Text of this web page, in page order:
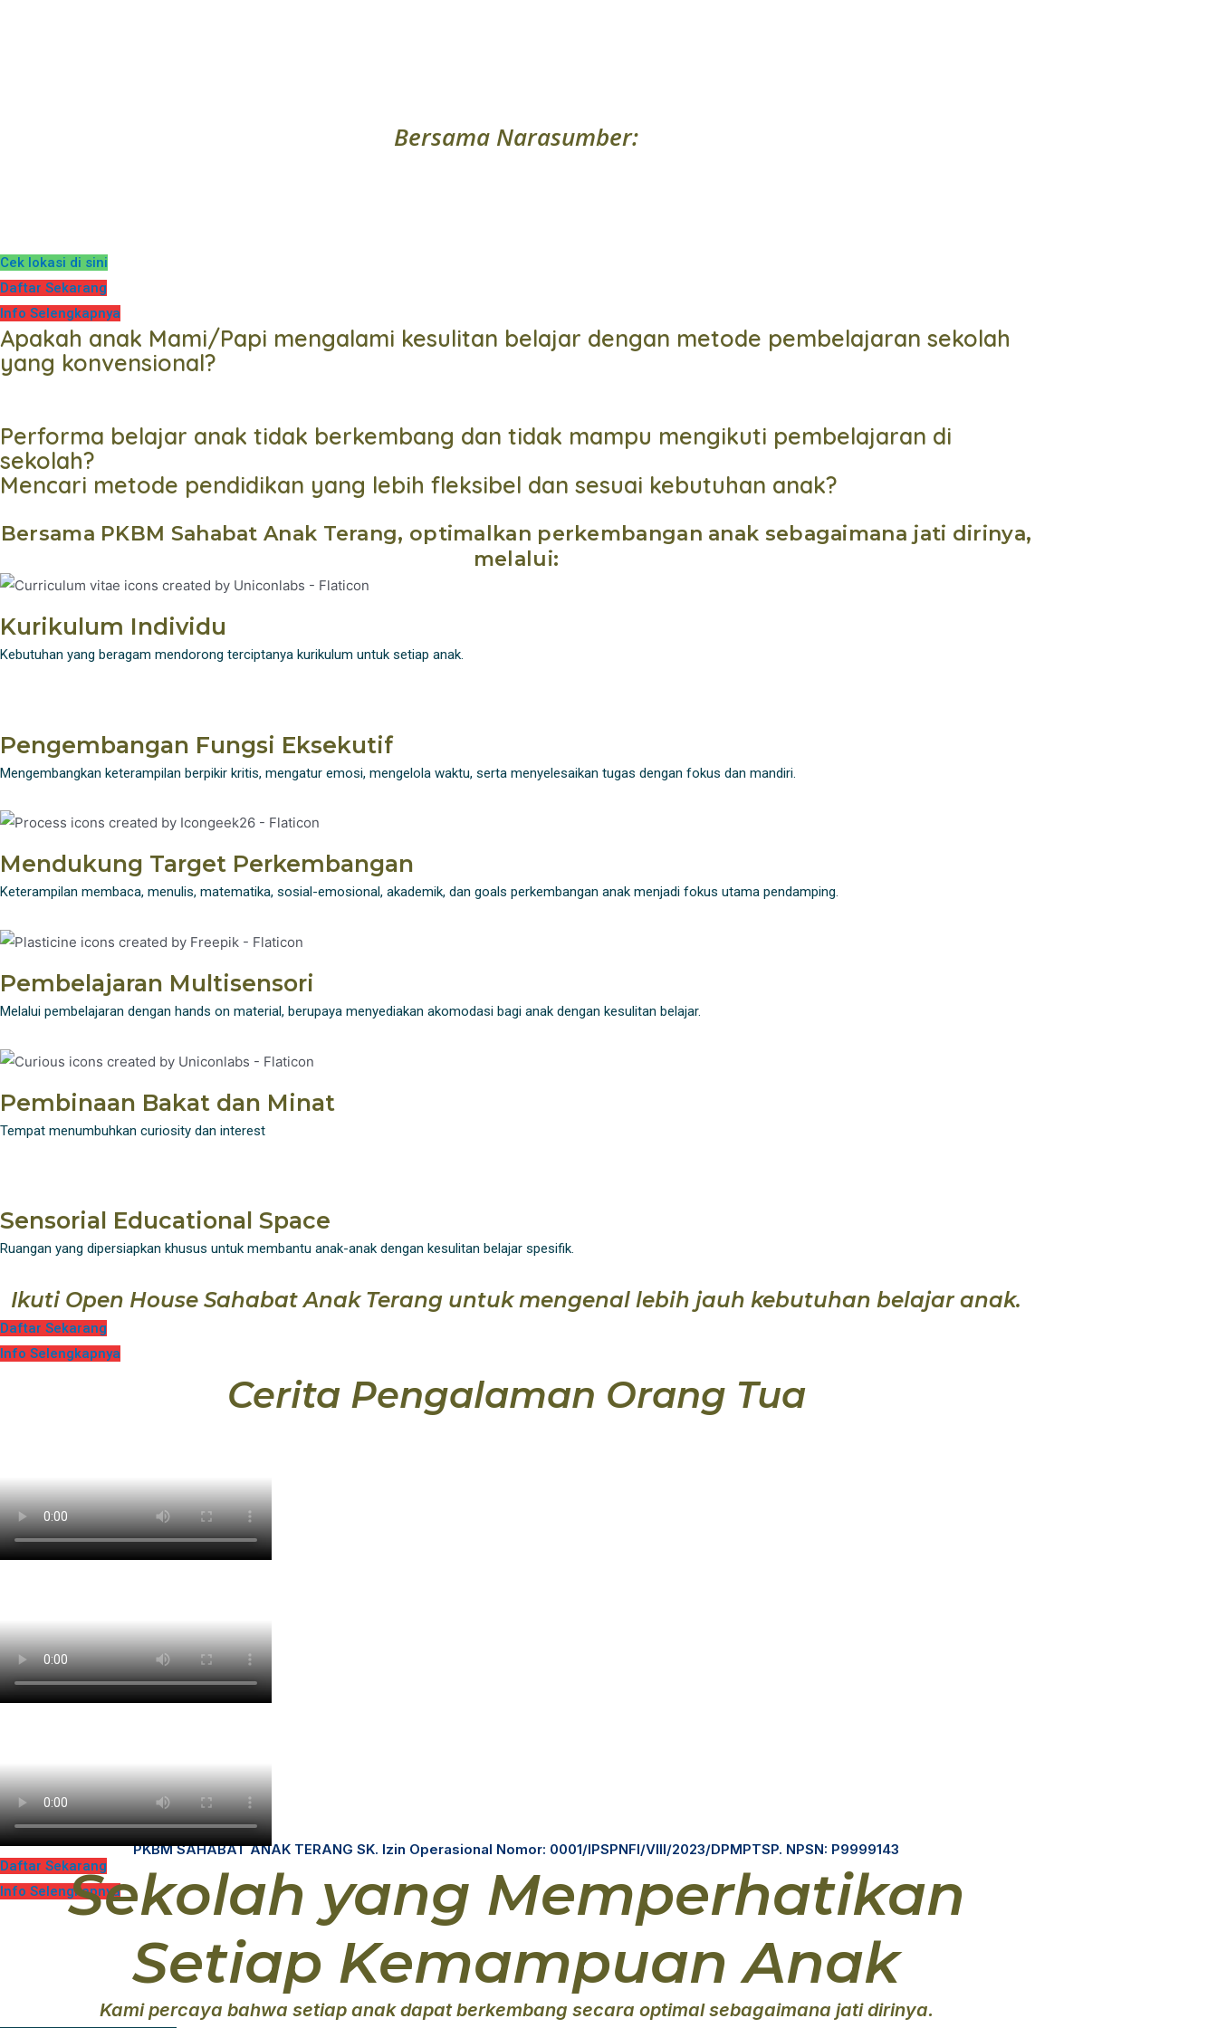
Bersama Narasumber:
Cek lokasi di sini
Daftar Sekarang
Info Selengkapnya
Apakah anak Mami/Papi mengalami kesulitan belajar dengan metode pembelajaran sekolah
yang konvensional?
Performa belajar anak tidak berkembang dan tidak mampu mengikuti pembelajaran di
sekolah?
Mencari metode pendidikan yang lebih fleksibel dan sesuai kebutuhan anak?
Bersama PKBM Sahabat Anak Terang, optimalkan perkembangan anak sebagaimana jati dirinya,
melalui:
Kurikulum Individu
Kebutuhan yang beragam mendorong terciptanya kurikulum untuk setiap anak.
Pengembangan Fungsi Eksekutif
Mengembangkan keterampilan berpikir kritis, mengatur emosi, mengelola waktu, serta menyelesaikan tugas dengan fokus dan mandiri.
Mendukung Target Perkembangan
Keterampilan membaca, menulis, matematika, sosial-emosional, akademik, dan goals perkembangan anak menjadi fokus utama pendamping.
Pembelajaran Multisensori
Melalui pembelajaran dengan hands on material, berupaya menyediakan akomodasi bagi anak dengan kesulitan belajar.
Pembinaan Bakat dan Minat
Tempat menumbuhkan curiosity dan interest
Sensorial Educational Space
Ruangan yang dipersiapkan khusus untuk membantu anak-anak dengan kesulitan belajar spesifik.
Ikuti Open House Sahabat Anak Terang untuk mengenal lebih jauh kebutuhan belajar anak.
Daftar Sekarang
Info Selengkapnya
Cerita Pengalaman Orang Tua
Daftar Sekarang
Info Selengkapnya
PKBM SAHABAT ANAK TERANG SK. Izin Operasional Nomor: 0001/IPSPNFI/VIII/2023/DPMPTSP. NPSN: P9999143
Sekolah yang Memperhatikan
Setiap Kemampuan Anak
Kami percaya bahwa setiap anak dapat berkembang secara optimal sebagaimana jati dirinya.